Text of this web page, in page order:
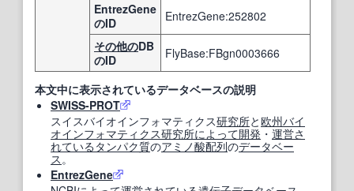
EntrezGene
のID
EntrezGene:252802
その他のDB
のID
FlyBase:FBgn0003666
本文中に表示されているデータベースの説明
SWISS-PROT
スイスバイオインフォマティクス研究所と欧州バイ
オインフォマティクス研究所によって開発 ・ 運営さ
れている タンパク質のアミノ酸配列のデータベー
ス。
EntrezGene